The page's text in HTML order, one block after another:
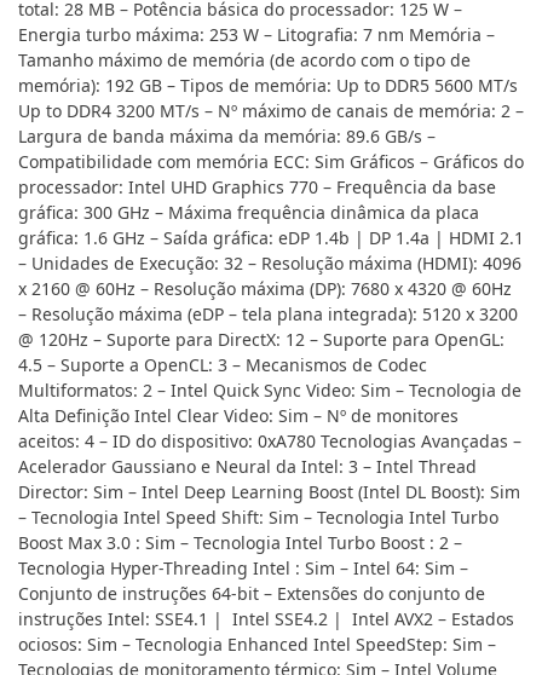
total: 28 MB – Potência básica do processador: 125 W –
Energia turbo máxima: 253 W – Litografia: 7 nm Memória –
Tamanho máximo de memória (de acordo com o tipo de
memória): 192 GB – Tipos de memória: Up to DDR5 5600 MT/s
Up to DDR4 3200 MT/s – Nº máximo de canais de memória: 2 –
Largura de banda máxima da memória: 89.6 GB/s –
Compatibilidade com memória ECC: Sim Gráficos – Gráficos do
processador: Intel UHD Graphics 770 – Frequência da base
gráfica: 300 GHz – Máxima frequência dinâmica da placa
gráfica: 1.6 GHz – Saída gráfica: eDP 1.4b | DP 1.4a | HDMI 2.1
– Unidades de Execução: 32 – Resolução máxima (HDMI): 4096
x 2160 @ 60Hz – Resolução máxima (DP): 7680 x 4320 @ 60Hz
– Resolução máxima (eDP – tela plana integrada): 5120 x 3200
@ 120Hz – Suporte para DirectX: 12 – Suporte para OpenGL:
4.5 – Suporte a OpenCL: 3 – Mecanismos de Codec
Multiformatos: 2 – Intel Quick Sync Video: Sim – Tecnologia de
Alta Definição Intel Clear Video: Sim – Nº de monitores
aceitos: 4 – ID do dispositivo: 0xA780 Tecnologias Avançadas –
Acelerador Gaussiano e Neural da Intel: 3 – Intel Thread
Director: Sim – Intel Deep Learning Boost (Intel DL Boost): Sim
– Tecnologia Intel Speed Shift: Sim – Tecnologia Intel Turbo
Boost Max 3.0 : Sim – Tecnologia Intel Turbo Boost : 2 –
Tecnologia Hyper-Threading Intel : Sim – Intel 64: Sim –
Conjunto de instruções 64-bit – Extensões do conjunto de
instruções Intel: SSE4.1 | Intel SSE4.2 | Intel AVX2 – Estados
ociosos: Sim – Tecnologia Enhanced Intel SpeedStep: Sim –
Tecnologias de monitoramento térmico: Sim – Intel Volume